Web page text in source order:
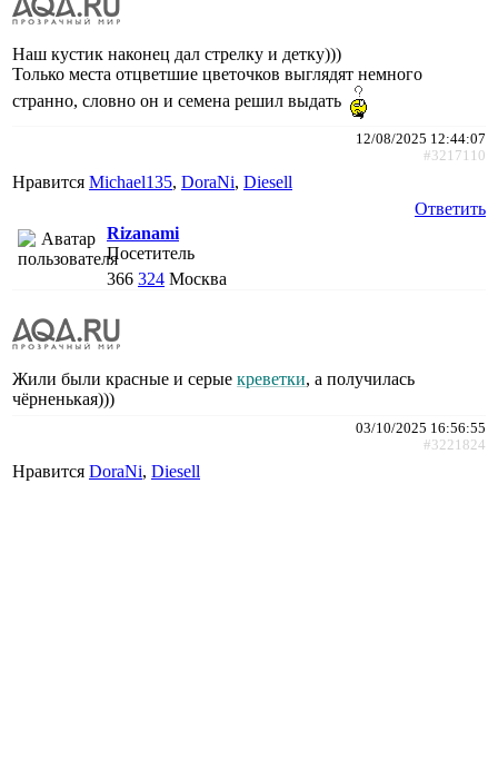
Наш кустик наконец дал стрелку и детку)))
Только места отцветшие цветочков выглядят немного
странно, словно он и семена решил выдать
12/08/2025 12:44:07
#3217110
Нравится Michael135, DoraNi, Diesell
Ответить
Rizanami
Посетитель
366 324 Москва
Жили были красные и серые креветки, а получилась
чёрненькая)))
03/10/2025 16:56:55
#3221824
Нравится DoraNi, Diesell